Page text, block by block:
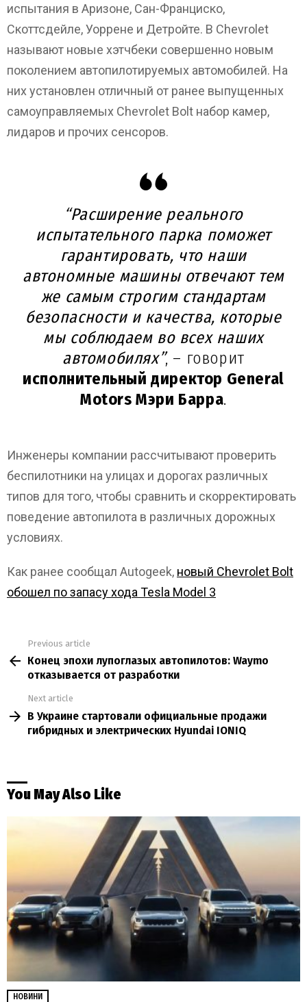
испытания в Аризоне, Сан-Франциско,
Скоттсдейле, Уоррене и Детройте. В Chevrolet
называют новые хэтчбеки совершенно новым
поколением автопилотируемых автомобилей. На
них установлен отличный от ранее выпущенных
самоуправляемых Chevrolet Bolt набор камер,
лидаров и прочих сенсоров.
“Расширение реального
испытательного парка поможет
гарантировать, что наши
автономные машины отвечают тем
же самым строгим стандартам
безопасности и качества, которые
мы соблюдаем во всех наших
автомобилях”, – говорит
исполнительный директор General
Motors Мэри Барра.
Инженеры компании рассчитывают проверить
беспилотники на улицах и дорогах различных
типов для того, чтобы сравнить и скорректировать
поведение автопилота в различных дорожных
условиях.
Как ранее сообщал Autogeek, новый Chevrolet Bolt
обошел по запасу хода Tesla Model 3
more
Previous article
Конец эпохи лупоглазых автопилотов: Waymo
отказывается от разработки
Next article
В Украине стартовали официальные продажи
гибридных и электрических Hyundai IONIQ
You May Also Like
НОВИНИ